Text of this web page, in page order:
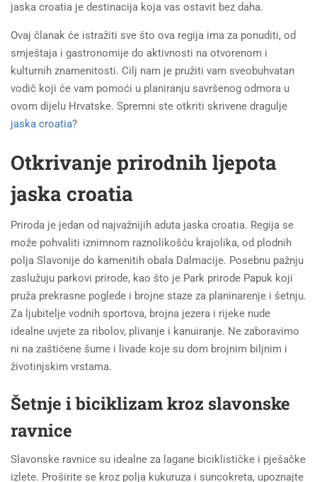
jaska croatia je destinacija koja vas ostavit bez daha.
Ovaj članak će istražiti sve što ova regija ima za ponuditi, od
smještaja i gastronomije do aktivnosti na otvorenom i
kulturnih znamenitosti. Cilj nam je pružiti vam sveobuhvatan
vodič koji će vam pomoći u planiranju savršenog odmora u
ovom dijelu Hrvatske. Spremni ste otkriti skrivene dragulje
jaska croatia?
Otkrivanje prirodnih ljepota
jaska croatia
Priroda je jedan od najvažnijih aduta jaska croatia. Regija se
može pohvaliti iznimnom raznolikošću krajolika, od plodnih
polja Slavonije do kamenitih obala Dalmacije. Posebnu pažnju
zaslužuju parkovi prirode, kao što je Park prirode Papuk koji
pruža prekrasne poglede i brojne staze za planinarenje i šetnju.
Za ljubitelje vodnih sportova, brojna jezera i rijeke nude
idealne uvjete za ribolov, plivanje i kanuiranje. Ne zaboravimo
ni na zaštićene šume i livade koje su dom brojnim biljnim i
životinjskim vrstama.
Šetnje i biciklizam kroz slavonske
ravnice
Slavonske ravnice su idealne za lagane biciklističke i pješačke
izlete. Proširite se kroz polja kukuruza i suncokreta, upoznajte